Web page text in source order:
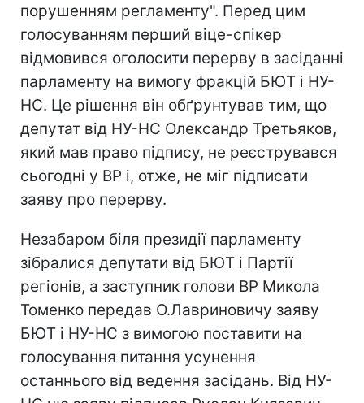
порушенням регламенту". Перед цим
голосуванням перший віце-спікер
відмовився оголосити перерву в засіданні
парламенту на вимогу фракцій БЮТ і НУ-
НС. Це рішення він обґрунтував тим, що
депутат від НУ-НС Олександр Третьяков,
який мав право підпису, не реєструвався
сьогодні у ВР і, отже, не міг підписати
заяву про перерву.
Незабаром біля президії парламенту
зібралися депутати від БЮТ і Партії
регіонів, а заступник голови ВР Микола
Томенко передав О.Лавриновичу заяву
БЮТ і НУ-НС з вимогою поставити на
голосування питання усунення
останнього від ведення засідань. Від НУ-